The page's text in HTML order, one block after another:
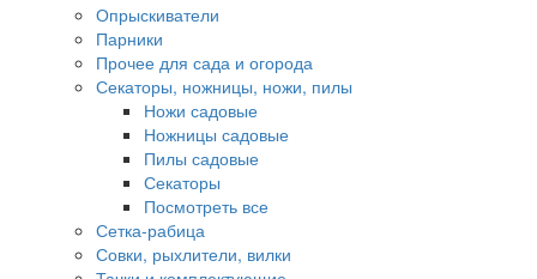
Опрыскиватели
Парники
Прочее для сада и огорода
Секаторы, ножницы, ножи, пилы
Ножи садовые
Ножницы садовые
Пилы садовые
Секаторы
Посмотреть все
Сетка-рабица
Совки, рыхлители, вилки